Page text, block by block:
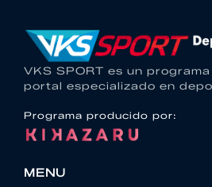
VKS SPORT es un
portal especializado en
Programa producido por:
MENU